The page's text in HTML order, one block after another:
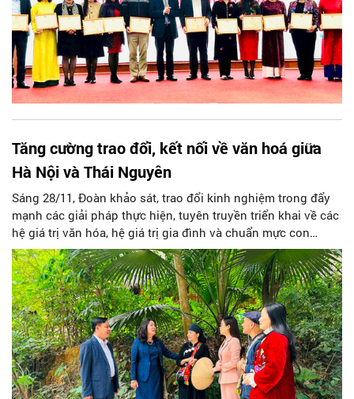
Tăng cường trao đổi, kết nối về văn hoá giữa
Hà Nội và Thái Nguyên
Sáng 28/11, Đoàn khảo sát, trao đổi kinh nghiệm trong đẩy
mạnh các giải pháp thực hiện, tuyên truyền triển khai về các
hệ giá trị văn hóa, hệ giá trị gia đình và chuẩn mực con
người Việt Nam trong thời kỳ mới tiếp tục có buổi làm việc
hiệu quả tại tỉnh Thái Nguyên.